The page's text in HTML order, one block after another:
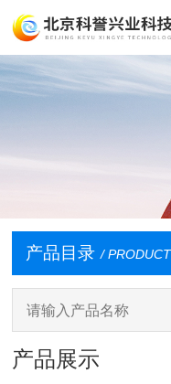
产品目录 /
产品展示